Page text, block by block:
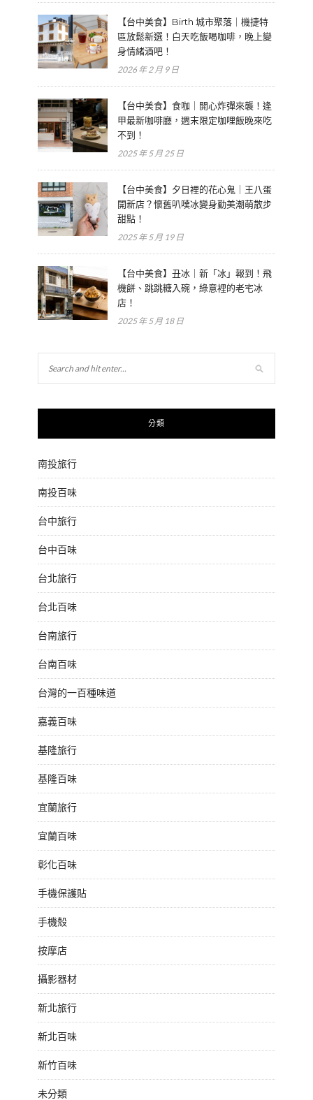
【台中美食】Birth 城市聚落｜機捷特
區放鬆新選！白天吃飯喝咖啡，晚上變
身情緒酒吧！
2026 年 2 月 9 日
【台中美食】食咖｜開心炸彈來襲！逢
甲最新咖啡廳，週末限定咖哩飯晚來吃
不到！
2025 年 5 月 25 日
【台中美食】夕日裡的花心鬼｜王八蛋
開新店？懷舊叭噗冰變身勤美潮萌散步
甜點！
2025 年 5 月 19 日
【台中美食】丑冰｜新「冰」報到！飛
機餅、跳跳糖入碗，綠意裡的老宅冰
店！
2025 年 5 月 18 日
分類
南投旅行
南投百味
台中旅行
台中百味
台北旅行
台北百味
台南旅行
台南百味
台灣的一百種味道
嘉義百味
基隆旅行
基隆百味
宜蘭旅行
宜蘭百味
彰化百味
手機保護貼
手機殼
按摩店
攝影器材
新北旅行
新北百味
新竹百味
未分類